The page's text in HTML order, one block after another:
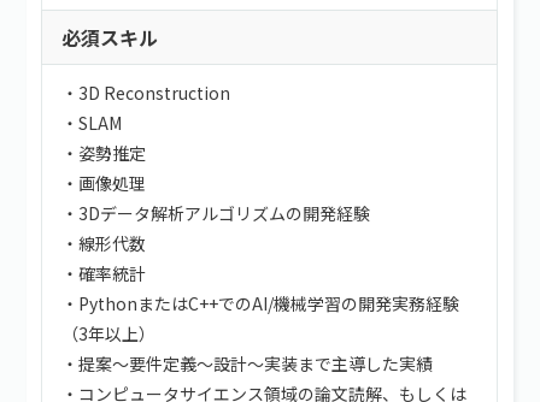
必須スキル
・3D Reconstruction
・SLAM
・姿勢推定
・画像処理
・3Dデータ解析アルゴリズムの開発経験
・線形代数
・確率統計
・PythonまたはC++でのAI/機械学習の開発実務経験
（3年以上）
・提案〜要件定義〜設計〜実装まで主導した実績
・コンピュータサイエンス領域の論文読解、もしくは